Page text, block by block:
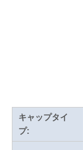
キャップタイ
プ: